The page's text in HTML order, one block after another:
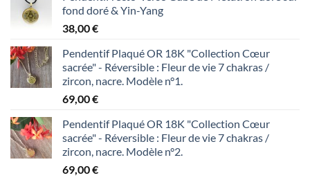
fond doré & Yin-Yang
38,00€
Pendentif Plaqué OR 18K "Collection Cœur
sacrée" - Réversible : Fleur de vie 7 chakras /
zircon, nacre. Modèle n°1.
69,00€
Pendentif Plaqué OR 18K "Collection Cœur
sacrée" - Réversible : Fleur de vie 7 chakras /
zircon, nacre. Modèle n°2.
69,00€